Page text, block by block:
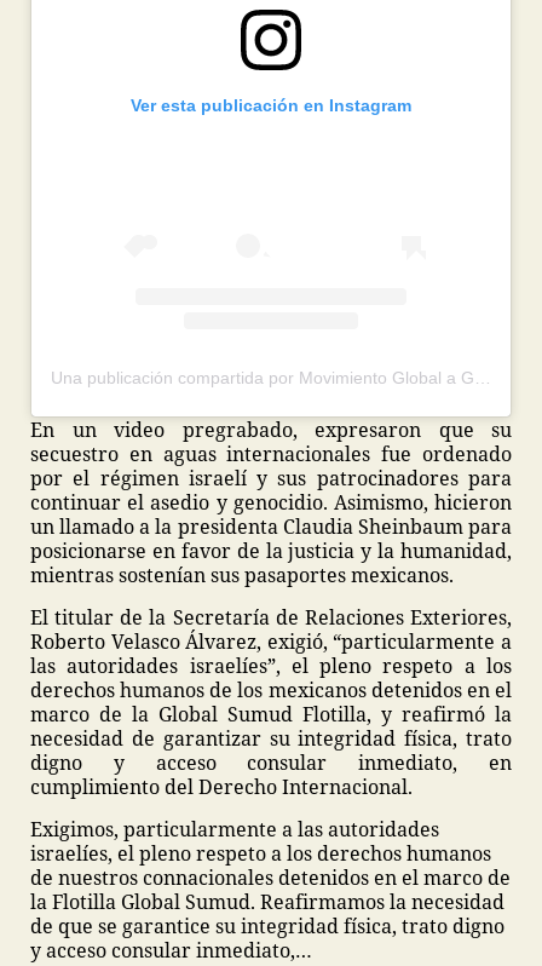
Ver esta publicación en Instagram
Una publicación compartida por Movimiento Global a Gaza México (@globalmovementtogazamexico)
En un video pregrabado, expresaron que su
secuestro en aguas internacionales fue ordenado
por el régimen israelí y sus patrocinadores para
continuar el asedio y genocidio. Asimismo, hicieron
un llamado a la presidenta Claudia Sheinbaum para
posicionarse en favor de la justicia y la humanidad,
mientras sostenían sus pasaportes mexicanos.
El titular de la Secretaría de Relaciones Exteriores,
Roberto Velasco Álvarez, exigió, “particularmente a
las autoridades israelíes”, el pleno respeto a los
derechos humanos de los mexicanos detenidos en el
marco de la Global Sumud Flotilla, y reafirmó la
necesidad de garantizar su integridad física, trato
digno y acceso consular inmediato, en
cumplimiento del Derecho Internacional.
Exigimos, particularmente a las autoridades
israelíes, el pleno respeto a los derechos humanos
de nuestros connacionales detenidos en el marco de
la Flotilla Global Sumud. Reafirmamos la necesidad
de que se garantice su integridad física, trato digno
y acceso consular inmediato,…